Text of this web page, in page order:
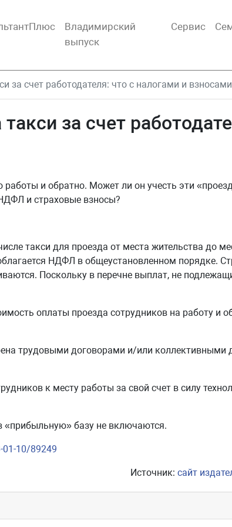
Владимирский
выпуск
Сервис
за счет работодателя: что с налогами и взносами
за счет
работы и обратно. Может ли он учесть эти
и страховые взносы?
такси для проезда от места жительства до
НДФЛ в общеустановленном порядке.
Поскольку в перечне выплат, не
оплаты проезда сотрудников на работу и
трудовыми договорами и/или коллективными
к месту работы за свой счет в силу
«прибыльную» базу не включаются.
10/89249
Источник: сайт